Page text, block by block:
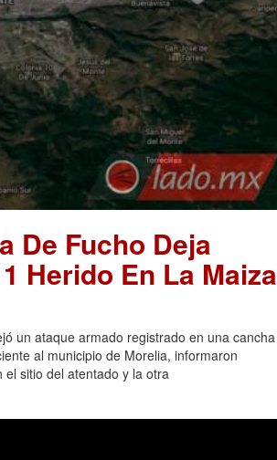
De Fucho Deja
Herido En La Maiza
un ataque armado registrado en una cancha
al municipio de Morelia, informaron
sitio del atentado y la otra